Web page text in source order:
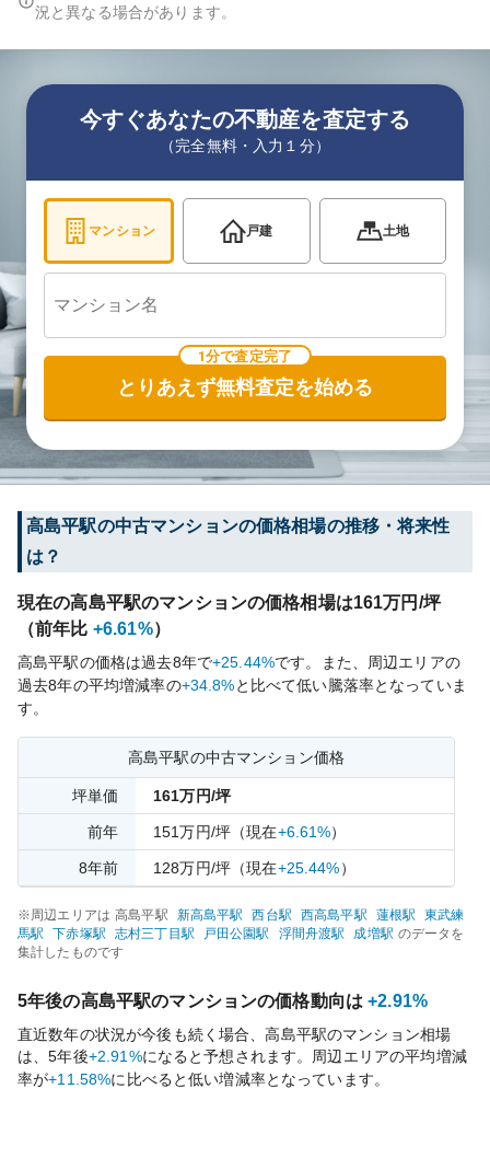
況と異なる場合があります。
今すぐあなたの不動産を査定する
（完全無料・入力１分）
マンション 戸建 土地
1分で査定完了
とりあえず無料査定を始める
高島平駅の中古マンションの価格相場の推移・将来性
は？
現在の高島平駅のマンションの価格相場は161万円/坪
（前年比 +6.61%）
高島平駅の価格は過去8年で+25.44%です。
また、周辺エリアの
過去8年の平均増減率の+34.8%と比べて低い騰落率となっていま
す。
高島平駅の中古マンション価格
坪単価 161万円/坪
前年 151万円/坪 （現在+6.61%）
8年前 128万円/坪 （現在+25.44%）
※周辺エリアは 高島平駅 新高島平駅 西台駅 西高島平駅 蓮根駅
東武練
馬駅 下赤塚駅 志村三丁目駅 戸田公園駅 浮間舟渡駅 成増駅 のデータを
集計したものです
5年後の高島平駅のマンションの価格動向は +2.91%
直近数年の状況が今後も続く場合、高島平駅のマンション相場
は、5年後+2.91%になると予想されます。周辺エリアの平均増減
率が+11.58%に比べると低い増減率となっています。